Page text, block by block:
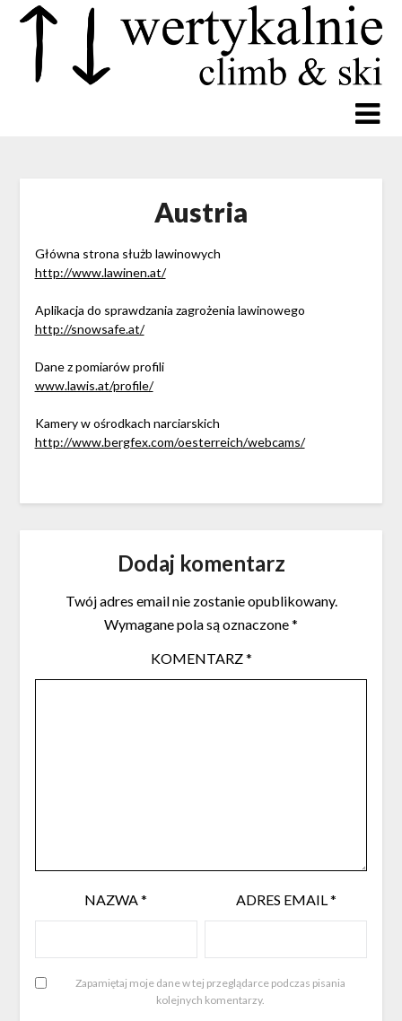
Austria
Główna strona służb lawinowych
http://www.lawinen.at/
Aplikacja do sprawdzania zagrożenia lawinowego
http://snowsafe.at/
Dane z pomiarów profili
www.lawis.at/profile/
Kamery w ośrodkach narciarskich
http://www.bergfex.com/oesterreich/webcams/
Dodaj komentarz
Twój adres email nie zostanie opublikowany.
Wymagane pola są oznaczone*
KOMENTARZ*
NAZWA* ADRES EMAIL *
Zapamiętaj moje dane w tej przeglądarce podczas pisania
kolejnych komentarzy.